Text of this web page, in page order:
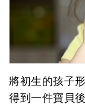
將初生的孩子
得到一件寶貝